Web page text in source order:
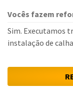
Vocês fazem
Sim. Executamos
instalação de